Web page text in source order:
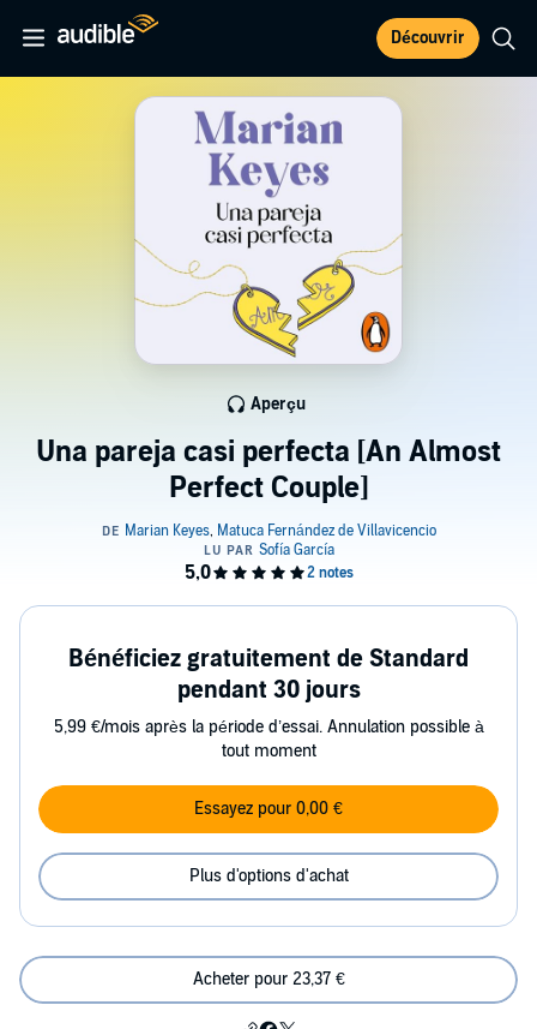
Découvrir
Una pareja casi perfecta [An Almost
Perfect Couple]
Aperçu
Bénéficiez gratuitement de Standard
pendant 30 jours
5,99 €/mois après la période d’essai. Annulation possible à
tout moment
Essayez pour 0,00 €
Plus d'options d'achat
Acheter pour 23,37 €